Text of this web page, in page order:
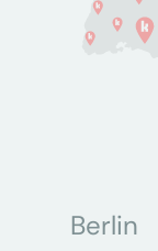
Berlin